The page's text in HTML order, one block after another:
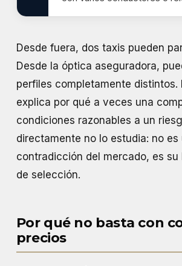
Desde fuera, dos taxis pueden
Desde la óptica aseguradora,
perfiles completamente distintos.
explica por qué a veces una
condiciones razonables a un
directamente no lo estudia: no es
contradicción del mercado, es su
de selección.
Por qué no basta con
precios